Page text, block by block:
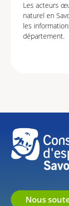
Les acteurs
naturel en
les
département.
Nous